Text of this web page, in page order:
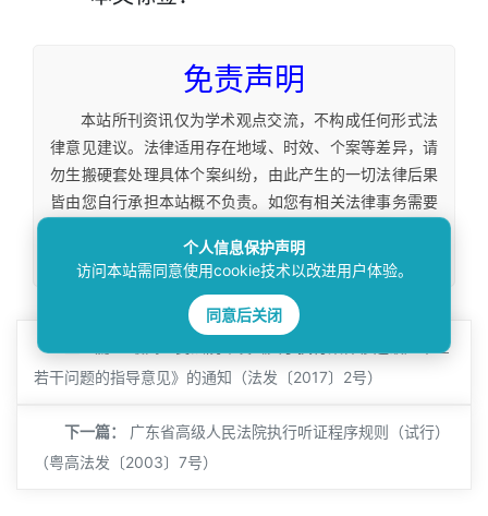
免责声明
本站所刊资讯仅为学术观点交流，不构成任何形式法
律意见建议。法律适用存在地域、时效、个案等差异，请
勿生搬硬套处理具体个案纠纷，由此产生的一切法律后果
皆由您自行承担本站概不负责。如您有相关法律事务需要
转载内容版权归原权利人，如涉及您的权益可联系处理。
最高人民法院印发《关于执行案件移送破产审查
若干问题的指导意见》的通知（法发〔2017〕2号）
下一篇：
广东省高级人民法院执行听证程序规则（试行）
（粤高法发〔2003〕7号）
个人信息保护声明
访问本站需同意使用cookie技术以改进用户体验。
同意后关闭